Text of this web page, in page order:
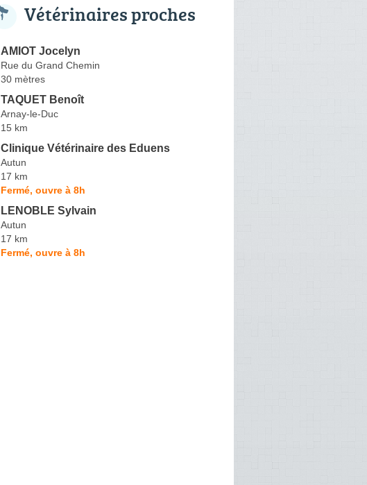
Vétérinaires proches
AMIOT Jocelyn
Rue du Grand Chemin
30 mètres
TAQUET Benoît
Arnay-le-Duc
15 km
Clinique Vétérinaire des Eduens
Autun
17 km
Fermé, ouvre à 8h
LENOBLE Sylvain
Autun
17 km
Fermé, ouvre à 8h